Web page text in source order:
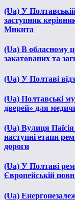
(Ua) У
заступник
Микита
(Ua) В обласному
закатованих та
(Ua) У Полтаві
(Ua) Полтавські
дверей» для
(Ua) Вулиця
наступні етапи
дороги
(Ua) У Полтаві
Європейській
(Ua)